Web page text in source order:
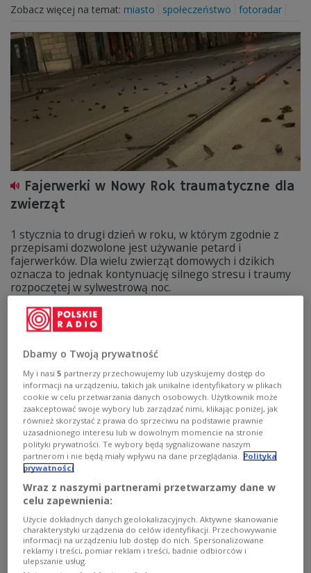
Zobacz więcej na temat: miasto społeczeństwo fotoradar
Fajerwerki w Nowy Rok traumatyczne dla
zwierząt
1 stycznia to drugi dzień w roku, w którym zgodnie z
przepisami dozwolone jest używanie petard i
fajerwerków. Dla wielu zwierząt domowych i dzikich
oznacza to jednak kontynuację silnego stresu i traumy
rozpoczętej w sylwestrową noc.
Zobacz więcej na temat:
zwierzęta domowe
przyroda natura
Warszawa chora na hałas. "Zagraża zdrowiu
mieszkańców"
Warszawa jest coraz głośniejsza - i coraz bardziej
niebezpieczna dla zdrowia. Z najnowszego raportu
Dbamy o Twoją prywatność
My i nasi5 partnerzy przechowujemy lub uzyskujemy dostęp do
informacji na urządzeniu, takich jak unikalne identyfikatory w plikach
cookie w celu przetwarzania danych osobowych. Użytkownik może
zaakceptować swoje wybory lub zarządzać nimi, klikając poniżej, jak
również skorzystać z prawa do sprzeciwu na podstawie prawnie
uzasadnionego interesu lub w dowolnym momencie na stronie
polityki prywatności. Te wybory będą sygnalizowane naszym
partnerom i nie będą miały wpływu na dane przeglądania. Polityka
prywatności
Wraz z naszymi partnerami przetwarzamy dane w
celu zapewnienia:
Użycie dokładnych danych geolokalizacyjnych. Aktywne skanowanie
charakterystyki urządzenia do celów identyfikacji. Przechowywanie
informacji na urządzeniu lub dostęp do nich. Spersonalizowane
reklamy i treści, pomiar reklam i treści, badnie odbiorców i
ulepszanie usług.